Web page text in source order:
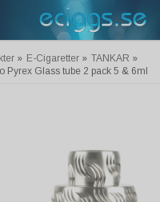
» E-Cigaretter » TANKAR »
Pyrex Glass tube 2 pack 5 & 6ml